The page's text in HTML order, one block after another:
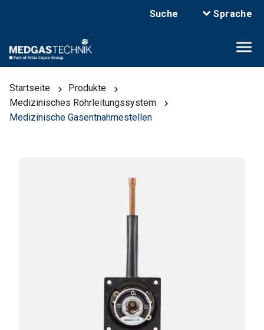
Suche Sprache
Startseite
Produkte
Medizinisches Rohrleitungssystem
Medizinische Gasentnahmestellen